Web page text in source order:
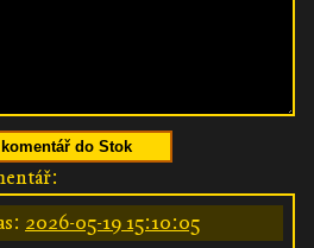
do Stok
2026-05-19 15:10:05